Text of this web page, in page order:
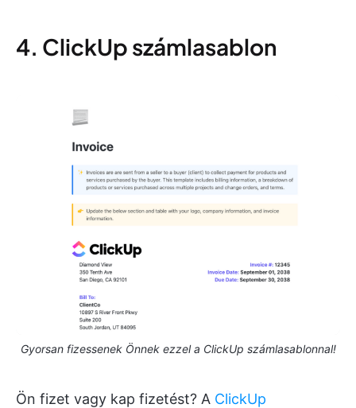
4. ClickUp számlasablon
Gyorsan fizessenek Önnek ezzel a ClickUp számlasablonnal!
Ön fizet vagy kap fizetést? A ClickUp